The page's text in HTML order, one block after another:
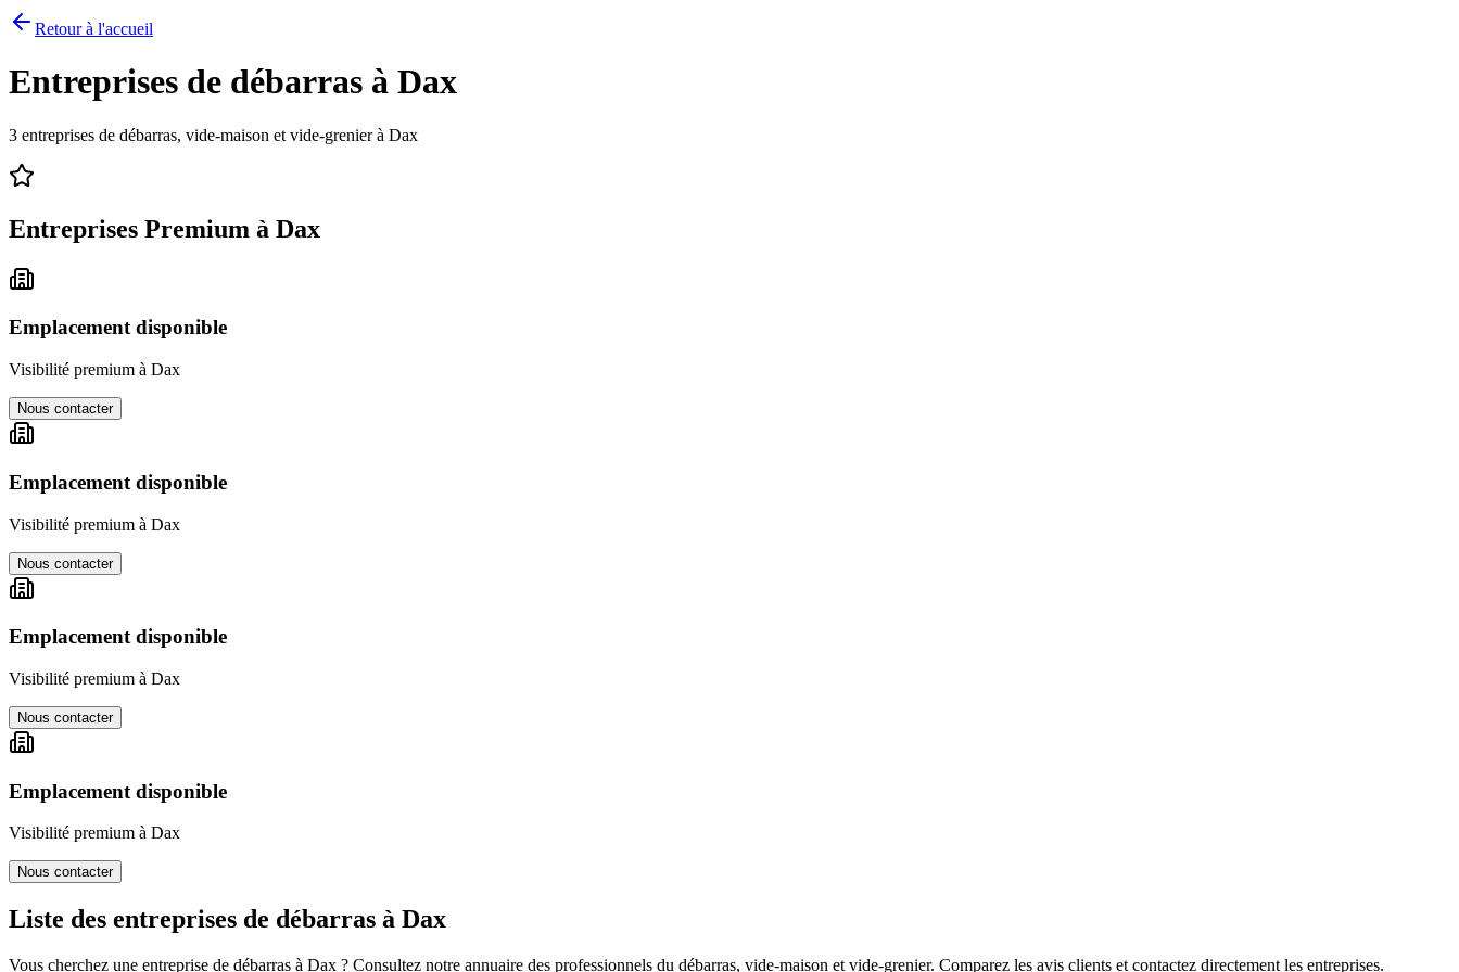
Retour à l'accueil
Entreprises de débarras à Dax
3 entreprises de débarras, vide-maison et vide-grenier à Dax
Entreprises Premium à Dax
Emplacement disponible
Visibilité premium à Dax
Nous contacter
Emplacement disponible
Visibilité premium à Dax
Nous contacter
Emplacement disponible
Visibilité premium à Dax
Nous contacter
Emplacement disponible
Visibilité premium à Dax
Nous contacter
Liste des entreprises de débarras à Dax
Vous cherchez une entreprise de débarras à Dax ? Consultez notre annuaire des professionnels du débarras, vide-maison et vide-grenier. Comparez les avis clients et contactez directement les entreprises.